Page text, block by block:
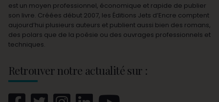
est un moyen professionnel, économique et rapide de publier
son livre. Créées début 2007, les Éditions Jets d’Encre comptent
aujourd’hui plusieurs auteurs et publient aussi bien des romans,
des polars que de la poésie ou des ouvrages professionnels et
techniques.
Retrouver notre actualité sur :